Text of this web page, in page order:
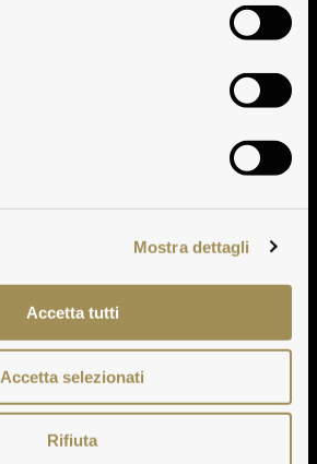
Mostra dettagli
Accetta tutti
Accetta selezionati
Rifiuta